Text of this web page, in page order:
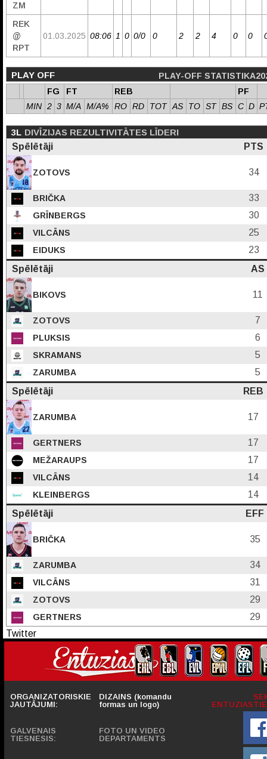
ZM
REK
@
RPT
01.03.2025 08:06 1 0 0/0 0 2 2 4 0 0
PLAY OFF
PLAY-OFF
FG
FT REB
PF
MIN 2 3 M/A M/A% RO RD TOT AS TO ST BS C D
3L DIVĪZIJAS REZULTIVITĀTES LĪDERI
Spēlētāji
PTS
ZOTOVS 34
BRIČKA 33
GRĪNBERGS 30
VILCĀNS 25
EIDUKS
23
Spēlētāji
AS
BIKOVS 11
ZOTOVS 7
PLUKSIS 6
SKRAMANS 5
ZARUMBA
5
Spēlētāji
REB
ZARUMBA 17
GERTNERS 17
MEŽARAUPS 17
VILCĀNS 14
KLEINBERGS
14
Spēlētāji
EFF
BRIČKA 35
ZARUMBA 34
VILCĀNS 31
ZOTOVS 29
GERTNERS
29
Twitter
ORGANIZATORISKIE
JAUTĀJUMI:
GALVENAIS
TIESNESIS:
DIZAINS (komandu
formas un logo)
FOTO UN VIDEO
DEPARTAMENTS